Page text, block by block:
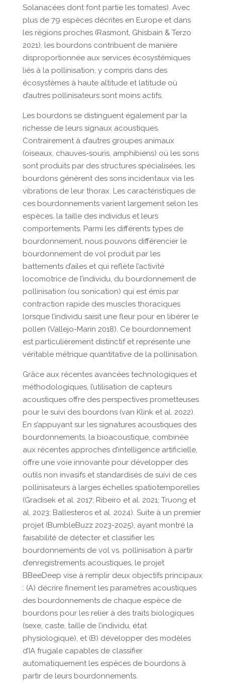
Solanacées dont font partie les tomates). Avec
plus de 79 espèces décrites en Europe et dans
les régions proches (Rasmont, Ghisbain & Terzo
2021), les bourdons contribuent de manière
disproportionnée aux services écosystémiques
liés à la pollinisation, y compris dans des
écosystèmes à haute altitude et latitude où
d’autres pollinisateurs sont moins actifs.
Les bourdons se distinguent également par la
richesse de leurs signaux acoustiques.
Contrairement à d’autres groupes animaux
(oiseaux, chauves-souris, amphibiens) où les sons
sont produits par des structures spécialisées, les
bourdons génèrent des sons incidentaux via les
vibrations de leur thorax. Les caractéristiques de
ces bourdonnements varient largement selon les
espèces, la taille des individus et leurs
comportements. Parmi les différents types de
bourdonnement, nous pouvons différencier le
bourdonnement de vol produit par les
battements d’ailes et qui reflète l’activité
locomotrice de l’individu, du bourdonnement de
pollinisation (ou sonication) qui est émis par
contraction rapide des muscles thoraciques
lorsque l’individu saisit une fleur pour en libérer le
pollen (Vallejo-Marín 2018). Ce bourdonnement
est particulièrement distinctif et représente une
véritable métrique quantitative de la pollinisation.
Grâce aux récentes avancées technologiques et
méthodologiques, l’utilisation de capteurs
acoustiques offre des perspectives prometteuses
pour le suivi des bourdons (van Klink et al. 2022).
En s’appuyant sur les signatures acoustiques des
bourdonnements, la bioacoustique, combinée
aux récentes approches d’intelligence artificielle,
offre une voie innovante pour développer des
outils non invasifs et standardisés de suivi de ces
pollinisateurs à larges échelles spatiotemporelles
(Gradisek et al. 2017; Ribeiro et al. 2021; Truong et
al. 2023; Ballesteros et al. 2024). Suite à un premier
projet (BumbleBuzz 2023-2025), ayant montré la
faisabilité de détecter et classifier les
bourdonnements de vol vs. pollinisation à partir
d’enregistrements acoustiques, le projet
BBeeDeep vise à remplir deux objectifs principaux
: (A) décrire finement les paramètres acoustiques
des bourdonnements de chaque espèce de
bourdons pour les relier à des traits biologiques
(sexe, caste, taille de l’individu, état
physiologique), et (B) développer des modèles
d’IA frugale capables de classifier
automatiquement les espèces de bourdons à
partir de leurs bourdonnements.